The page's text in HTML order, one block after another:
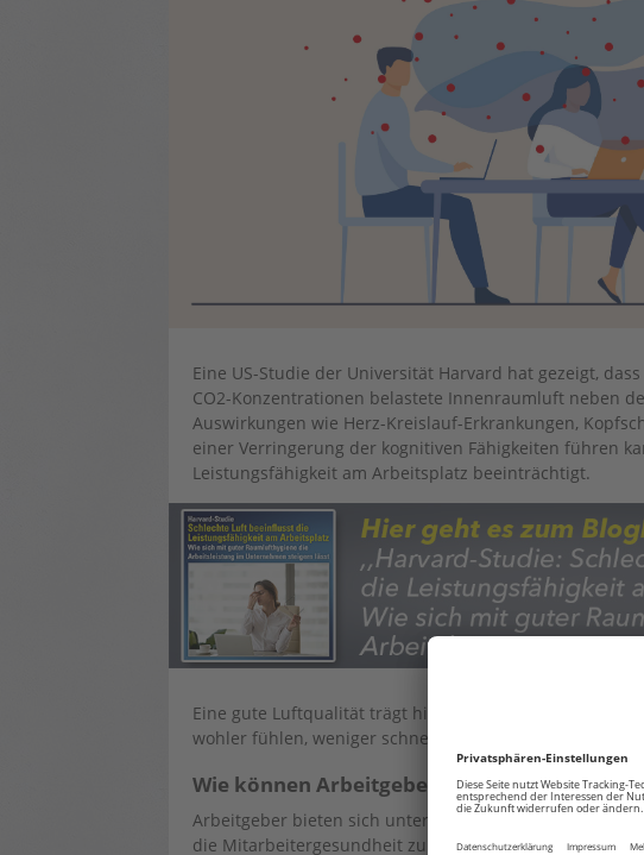
Eine US-Studie der Universität Harvard hat gezeigt,
CO2-Konzentrationen belastete Innenraumluft neben
Auswirkungen wie Herz-Kreislauf-Erkrankungen,
einer Verringerung der kognitiven Fähigkeiten führen
Leistungsfähigkeit am Arbeitsplatz beeinträchtigt.
Eine gute Luftqualität trägt hingegen trägt maßgeblich
wohler fühlen, weniger schnell ermüden und in der
Wie können Arbeitgeber die
Arbeitgeber bieten sich unterschiedliche
die Mitarbeitergesundheit zu verbessern. Eine